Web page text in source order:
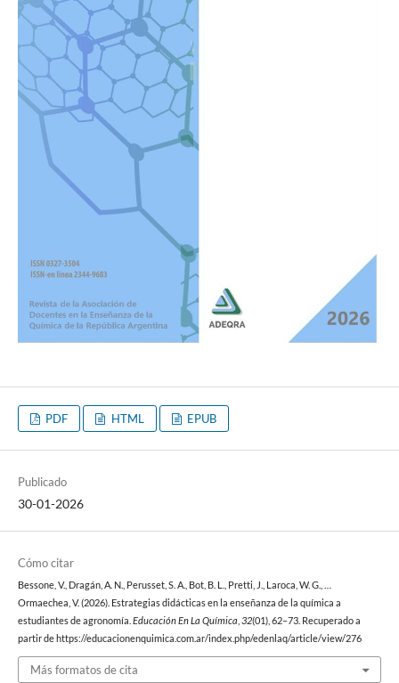
PDF HTML EPUB
Publicado
30-01-2026
Cómo citar
Bessone, V., Dragán, A. N., Perusset, S. A., Bot, B. L., Pretti, J., Laroca, W. G., …
Ormaechea, V. (2026). Estrategias didácticas en la enseñanza de la química a
estudiantes de agronomía. Educación En La Química 32(01), 62–73. Recuperado a
partir de https://educacionenquimica.com.ar/index.php/edenlaq/article/view/276
Más formatos de cita